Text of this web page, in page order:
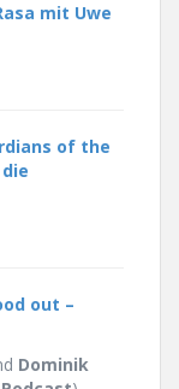
mit Uwe
of the
out –
Dominik